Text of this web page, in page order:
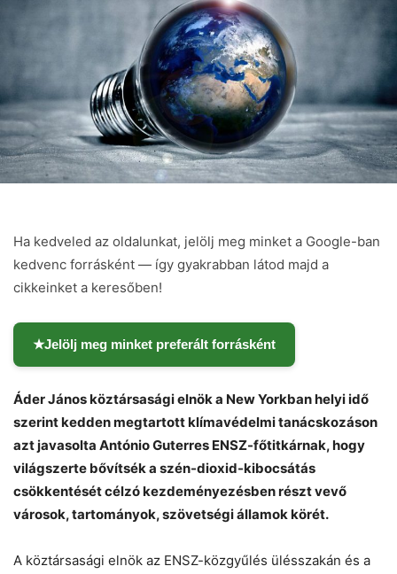
Ha kedveled az oldalunkat, jelölj meg minket a Google-ban
kedvenc forrásként — így gyakrabban látod majd a
cikkeinket a keresőben!
★Jelölj meg minket preferált forrásként
Áder János köztársasági elnök a New Yorkban helyi idő
szerint kedden megtartott klímavédelmi tanácskozáson
azt javasolta António Guterres ENSZ-főtitkárnak, hogy
világszerte bővítsék a szén-dioxid-kibocsátás
csökkentését célzó kezdeményezésben részt vevő
városok, tartományok, szövetségi államok körét.
A köztársasági elnök az ENSZ-közgyűlés ülésszakán és a